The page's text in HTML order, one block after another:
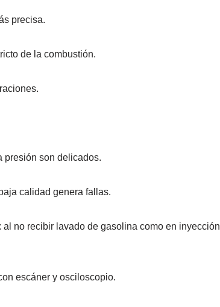
precisa.
de la combustión.
presión son delicados.
calidad genera fallas.
no recibir lavado de gasolina como en inyección
escáner y osciloscopio.